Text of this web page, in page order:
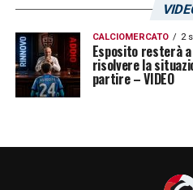
CALCIOMERCATO 2
Esposito resterà
risolvere la
partire – VIDEO